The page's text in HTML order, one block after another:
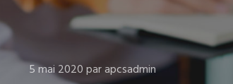
5 mai 2020parapcsadmin